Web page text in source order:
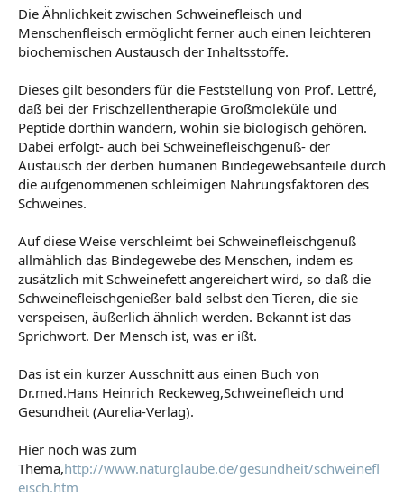
Die Ähnlichkeit zwischen Schweinefleisch und
Menschenfleisch ermöglicht ferner auch einen leichteren
biochemischen Austausch der Inhaltsstoffe.
Dieses gilt besonders für die Feststellung von Prof. Lettré,
daß bei der Frischzellentherapie Großmoleküle und
Peptide dorthin wandern, wohin sie biologisch gehören.
Dabei erfolgt- auch bei Schweinefleischgenuß- der
Austausch der derben humanen Bindegewebsanteile durch
die aufgenommenen schleimigen Nahrungsfaktoren des
Schweines.
Auf diese Weise verschleimt bei Schweinefleischgenuß
allmählich das Bindegewebe des Menschen, indem es
zusätzlich mit Schweinefett angereichert wird, so daß die
Schweinefleischgenießer bald selbst den Tieren, die sie
verspeisen, äußerlich ähnlich werden. Bekannt ist das
Sprichwort. Der Mensch ist, was er ißt.
Das ist ein kurzer Ausschnitt aus einen Buch von
Dr.med.Hans Heinrich Reckeweg,Schweinefleich und
Gesundheit (Aurelia-Verlag).
Hier noch was zum
Thema,http://www.naturglaube.de/gesundheit/schweinefl
eisch.htm